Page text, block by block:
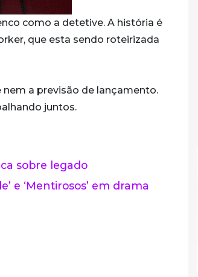
como a detetive. A história é
que esta sendo roteirizada
a previsão de lançamento.
juntos.
sobre legado
e ‘Mentirosos’ em drama